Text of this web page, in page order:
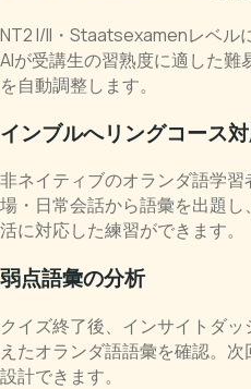
NT2 I/II・Staatsexamenレベル
AIが受講生の習熟度に適した難
を自動調整します。
インブルへリングコース
非ネイティブのオランダ語学
場・日常会話から語彙を出題
活に対応した練習ができます。
弱点語彙の分析
クイズ終了後、インサイトダ
えたオランダ語語彙を確認。
設計できます。